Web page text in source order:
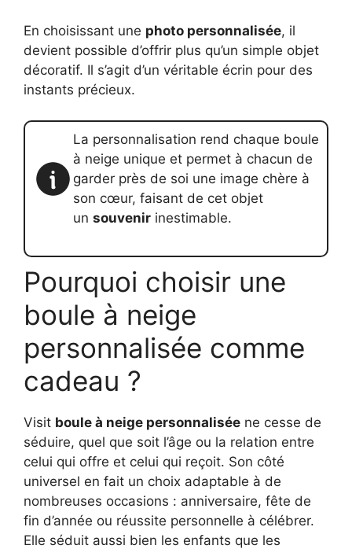
En choisissant une photo personnalisée, il
devient possible d’offrir plus qu’un simple objet
décoratif. Il s’agit d’un véritable écrin pour des
instants précieux.
La personnalisation rend chaque boule
à neige unique et permet à chacun de
garder près de soi une image chère à
son cœur, faisant de cet objet
un souvenir inestimable.
Pourquoi choisir une
boule à neige
personnalisée comme
cadeau ?
Visit boule à neige personnalisée ne cesse de
séduire, quel que soit l’âge ou la relation entre
celui qui offre et celui qui reçoit. Son côté
universel en fait un choix adaptable à de
nombreuses occasions : anniversaire, fête de
fin d’année ou réussite personnelle à célébrer.
Elle séduit aussi bien les enfants que les